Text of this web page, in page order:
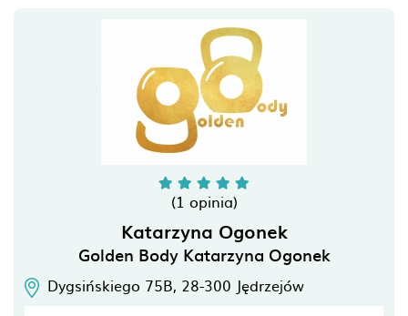
(1 opinia)
Katarzyna Ogonek
Golden Body Katarzyna Ogonek
Dygsińskiego 75B, 28-300 Jędrzejów